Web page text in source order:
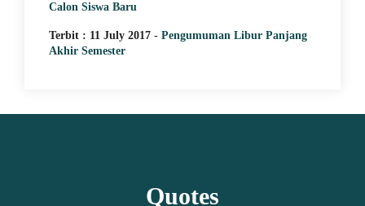
Calon Siswa Baru
Terbit : 11 July 2017 - Pengumuman Libur Panjang
Akhir Semester
Quotes